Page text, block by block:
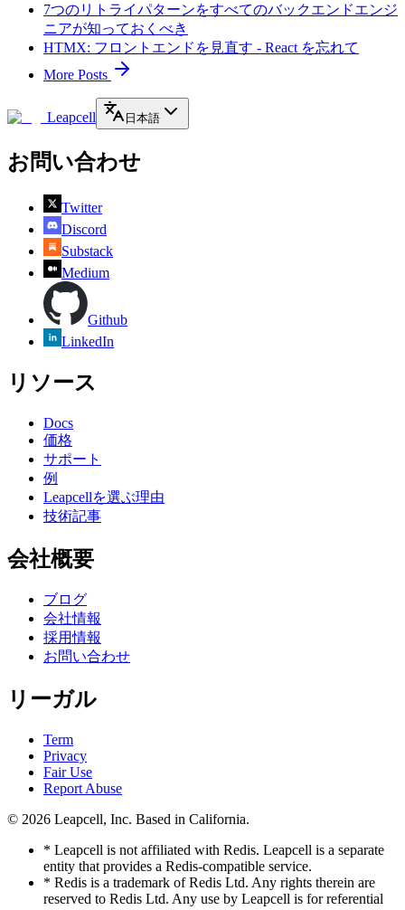
7つのリトライパターンをすべてのバックエンドエンジ
ニアが知っておくべき
HTMX: フロントエンドを見直す - React を忘れて
More Posts
Leapcell 日本語
お問い合わせ
Twitter
Discord
Substack
Medium
Github
LinkedIn
リソース
Docs
価格
サポート
例
Leapcellを選ぶ理由
技術記事
会社概要
ブログ
会社情報
採用情報
お問い合わせ
リーガル
Term
Privacy
Fair Use
Report Abuse
© 2026 Leapcell, Inc. Based in California.
* Leapcell is not affiliated with Redis. Leapcell is a separate
entity that provides a Redis-compatible service.
* Redis is a trademark of Redis Ltd. Any rights therein are
reserved to Redis Ltd. Any use by Leapcell is for referential